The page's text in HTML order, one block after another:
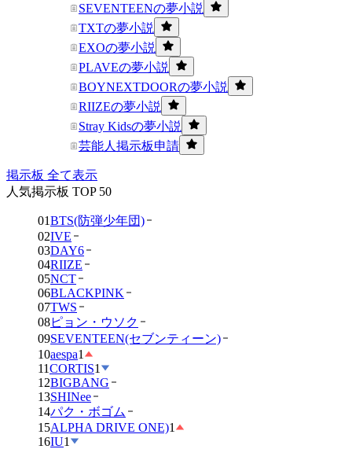
SEVENTEENの夢小説
TXTの夢小説
EXOの夢小説
PLAVEの夢小説
BOYNEXTDOORの夢小説
RIIZEの夢小説
Stray Kidsの夢小説
芸能人掲示板申請
掲示板 全て表示
人気掲示板 TOP 50
01BTS(防弾少年団)
02IVE
03DAY6
04RIIZE
05NCT
06BLACKPINK
07TWS
08ピョン・ウソク
09SEVENTEEN(セブンティーン)
10aespa1
11CORTIS1
12BIGBANG
13SHINee
14パク・ボゴム
15ALPHA DRIVE ONE)1
16IU1